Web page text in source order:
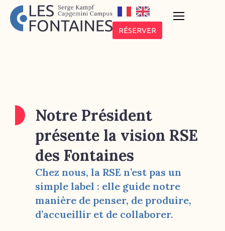
RÉSERVER
Notre Président
présente la vision RSE
des Fontaines
Chez nous, la RSE n’est pas un
simple label : elle guide notre
manière de penser, de produire,
d’accueillir et de collaborer.